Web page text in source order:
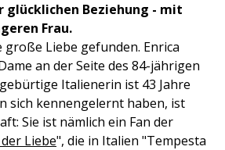
glücklichen Beziehung - mit
Frau.
große Liebe gefunden. Enrica
an der Seite des 84-jährigen
Italienerin ist 43 Jahre
sich kennengelernt haben, ist
Sie ist nämlich ein Fan der
Liebe", die in Italien "Tempesta